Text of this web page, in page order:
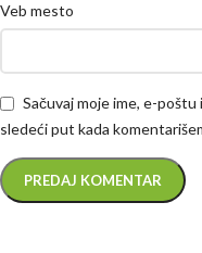
Veb mesto
Sačuvaj moje ime, e-
sledeći put kada